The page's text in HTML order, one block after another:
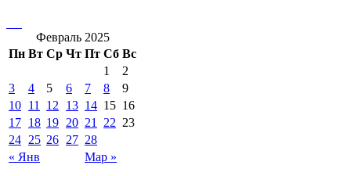
Февраль 2025
Пн Вт Ср Чт Пт Сб Вс
« Янв Мар »
1
2
3
4 5 6 7 8
9
10 11 12 13 14 15 16
17 18 19 20 21 22 23
24 25 26 27 28